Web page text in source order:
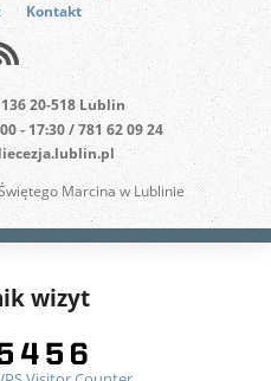
Kontakt
20-518 Lublin
- 17:30 / 781 62 09 24
Marcina w Lublinie
wizyt